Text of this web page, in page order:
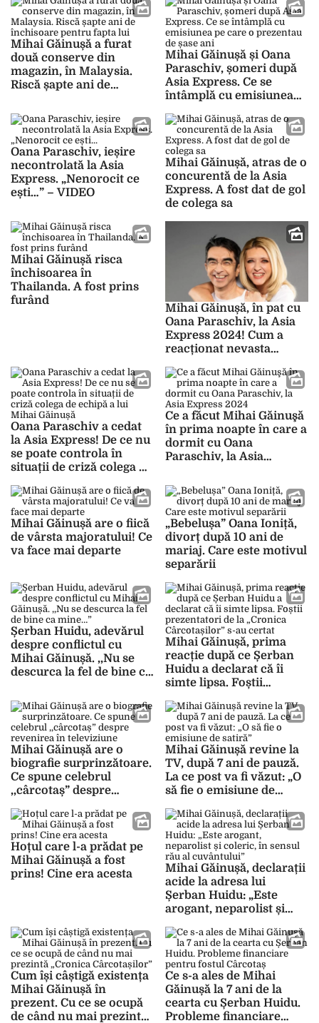
Mihai Găinușă a furat
două conserve din
magazin, în Malaysia.
Riscă șapte ani de
lui
Mihai Găinușă și Oana
Paraschiv, șomeri după
Asia Express. Ce se
întâmplă cu emisiunea
șase ani
Oana Paraschiv, ieșire
necontrolată la Asia
Express. „Nenorocit ce
ești…” – VIDEO
Mihai Găinușă, atras de o
concurentă de la Asia
Express. A fost dat de gol
de colega sa
Mihai Găinușă risca
închisoarea în
Thailanda. A fost prins
furând
Mihai Găinușă, în pat cu
Oana Paraschiv, la Asia
Express 2024! Cum a
reacționat nevasta
văzut dormind împreună
Oana Paraschiv a cedat
la Asia Express! De ce nu
se poate controla în
situații de criză colega de
Găinușă
Ce a făcut Mihai Găinuşă
în prima noapte în care a
dormit cu Oana
Paraschiv, la Asia
Mihai Găinușă are o fiică
de vârsta majoratului! Ce
va face mai departe
„Bebelușa” Oana Ioniță,
divorț după 10 ani de
mariaj. Care este motivul
separării
Șerban Huidu, adevărul
despre conflictul cu
Mihai Găinușă. ,,Nu se
descurca la fel de bine ca
Mihai Găinușă, prima
reacție după ce Șerban
Huidu a declarat că îi
simte lipsa. Foștii
„Cronica Cârcotașilor” s-
au certat
Mihai Găinușă are o
biografie surprinzătoare.
Ce spune celebrul
,,cârcotaș” despre
Mihai Găinușă revine la
TV, după 7 ani de pauză.
La ce post va fi văzut: „O
să fie o emisiune de
Hoțul care l-a prădat pe
Mihai Găinușă a fost
prins! Cine era acesta
Mihai Găinușă, declarații
acide la adresa lui
Șerban Huidu: „Este
arogant, neparolist și
cuvântului”
Cum își câștigă existența
Mihai Găinușă în
prezent. Cu ce se ocupă
de când nu mai prezintă
Ce s-a ales de Mihai
Găinușă la 7 ani de la
cearta cu Șerban Huidu.
Probleme financiare